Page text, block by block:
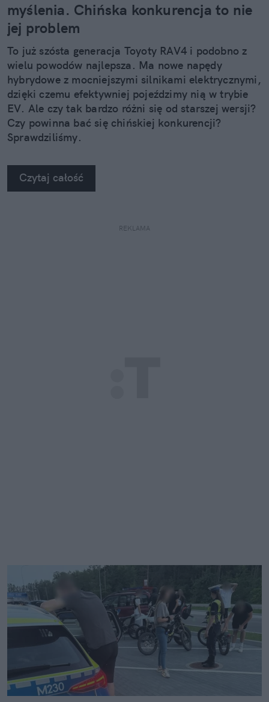
myślenia. Chińska konkurencja to nie
jej problem
To już szósta generacja Toyoty RAV4 i podobno z
wielu powodów najlepsza. Ma nowe napędy
hybrydowe z mocniejszymi silnikami elektrycznymi,
dzięki czemu efektywniej pojeździmy nią w trybie
EV. Ale czy tak bardzo różni się od starszej wersji?
Czy powinna bać się chińskiej konkurencji?
Sprawdziliśmy.
Czytaj całość
REKLAMA